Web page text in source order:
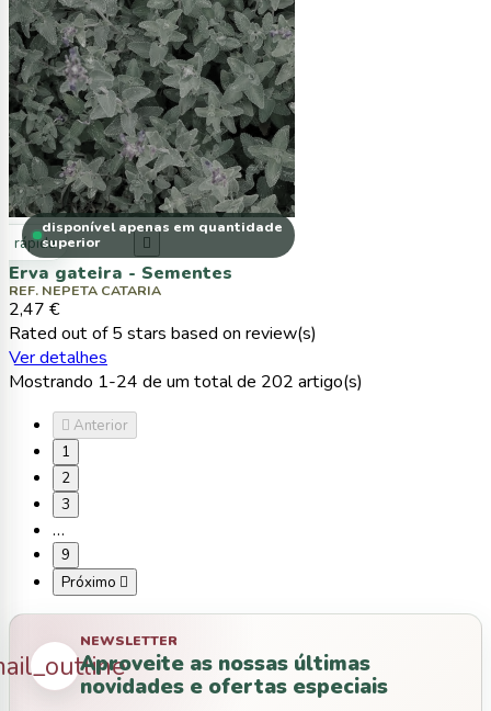
disponível apenas em quantidade
superior
rápida 
Erva gateira - Sementes
REF. NEPETA CATARIA
2,47 €
Rated out of 5 stars based on review(s)
Ver detalhes
Mostrando 1-24 de um total de 202 artigo(s)
 Anterior
1
2
3
…
9
Próximo 
NEWSLETTER
Aproveite as nossas últimas
novidades e ofertas especiais